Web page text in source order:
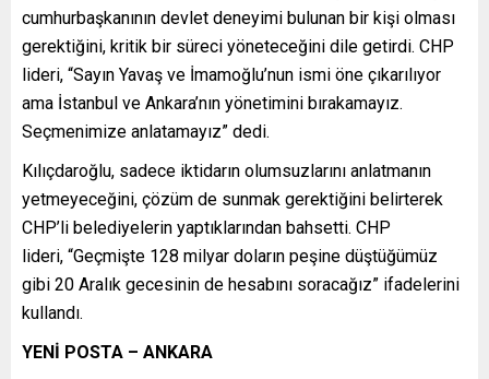
cumhurbaşkanının devlet deneyimi bulunan bir kişi olması
gerektiğini, kritik bir süreci yöneteceğini dile getirdi. CHP
lideri, “Sayın Yavaş ve İmamoğlu’nun ismi öne çıkarılıyor
ama İstanbul ve Ankara’nın yönetimini bırakamayız.
Seçmenimize anlatamayız” dedi.
Kılıçdaroğlu, sadece iktidarın olumsuzlarını anlatmanın
yetmeyeceğini, çözüm de sunmak gerektiğini belirterek
CHP’li belediyelerin yaptıklarından bahsetti. CHP
lideri, “Geçmişte 128 milyar doların peşine düştüğümüz
gibi 20 Aralık gecesinin de hesabını soracağız” ifadelerini
kullandı.
YENİ POSTA – ANKARA